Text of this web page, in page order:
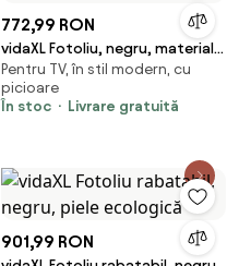
772,99 RON
vidaXL Fotoliu, negru, material
textil
Pentru TV, în stil modern, cu
picioare
În stoc
Livrare gratuită
901,99 RON